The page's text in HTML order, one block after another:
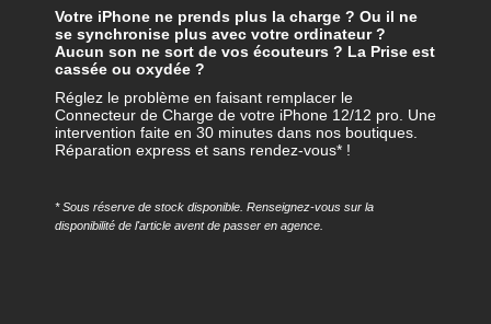
Votre iPhone ne prends plus la charge ? Ou il ne
se synchronise plus avec votre ordinateur ?
Aucun son ne sort de vos écouteurs ? La Prise est
cassée ou oxydée ?
Réglez le problème en faisant remplacer le
Connecteur de Charge de votre iPhone 12/12 pro. Une
intervention faite en 30 minutes dans nos boutiques.
Réparation express et sans rendez-vous* !
* Sous réserve de stock disponible. Renseignez-vous sur la
disponibilité de l'article avent de passer en agence.